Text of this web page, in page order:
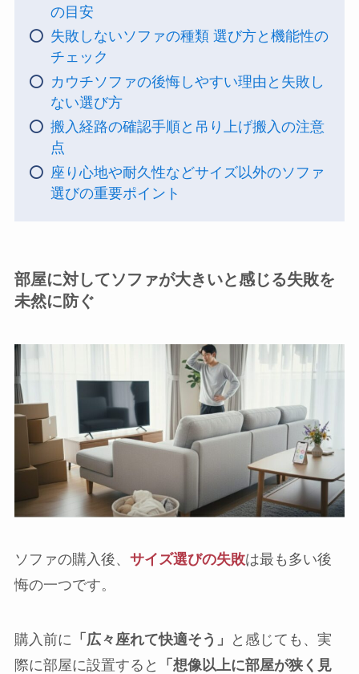
の目安
失敗しないソファの種類 選び方と機能性の
チェック
カウチソファの後悔しやすい理由と失敗し
ない選び方
搬入経路の確認手順と吊り上げ搬入の注意
点
座り心地や耐久性などサイズ以外のソファ
選びの重要ポイント
部屋に対してソファが大きいと感じる失敗を
未然に防ぐ
ソファの購入後、 サイズ選びの失敗は最も多い後
悔の一つです。
購入前に 「広々座れて快適そう」
と感じても、実
際に部屋に設置すると
「想像以上に部屋が狭く見